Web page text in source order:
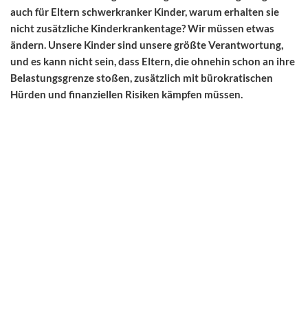
auch für Eltern schwerkranker Kinder, warum erhalten sie
nicht zusätzliche Kinderkrankentage? Wir müssen etwas
ändern. Unsere Kinder sind unsere größte Verantwortung,
und es kann nicht sein, dass Eltern, die ohnehin schon an ihre
Belastungsgrenze stoßen, zusätzlich mit bürokratischen
Hürden und finanziellen Risiken kämpfen müssen.